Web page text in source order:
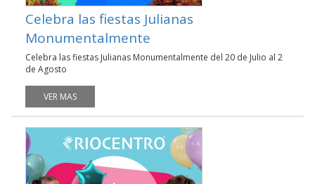
Celebra las fiestas Julianas
Monumentalmente
Celebra las fiestas Julianas Monumentalmente del 20 de Julio al 2
de Agosto
VER MAS